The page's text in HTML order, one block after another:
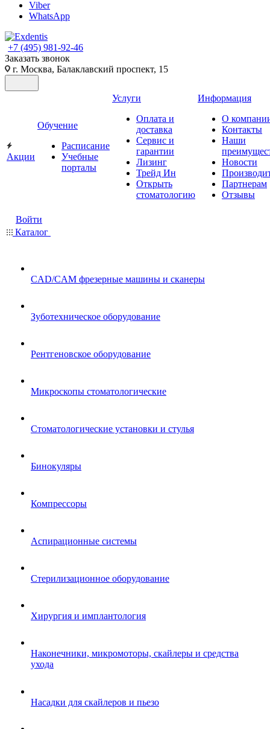
Viber
WhatsApp
+7 (495) 981-92-46
Заказать звонок
г. Москва, Балаклавский проспект, 15
Акции
Обучение
Расписание
Учебные
порталы
Услуги
Оплата и
доставка
Сервис и
гарантии
Лизинг
Трейд Ин
Открыть
стоматологию
Информация
О
Контакты
Наши
Новости
Партнерам
Отзывы
Войти
Каталог
CAD/CAM фрезерные машины и сканеры
Зуботехническое оборудование
Рентгеновское оборудование
Микроскопы стоматологические
Стоматологические установки и стулья
Бинокуляры
Компрессоры
Аспирационные системы
Стерилизационное оборудование
Хирургия и имплантология
Наконечники, микромоторы, скайлеры и средства
ухода
Насадки для скайлеров и пьезо